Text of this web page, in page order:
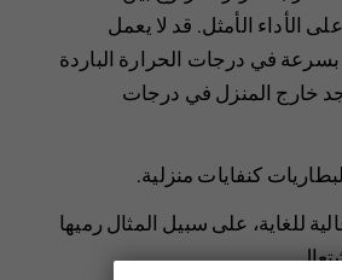
فهرنهايت) للحصول على الأداء الأمثل. قد لا يعمل
بسرعة في درجات الحرارة الباردة
خارج المنزل في درجات
كنفايات منزلية.
للغاية، على سبيل المثال رميها